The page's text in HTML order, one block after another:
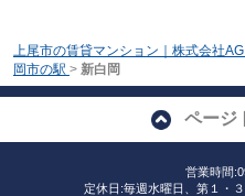
上尾市の賃貸マンション｜株式会社AG
岡市の駅 > 新白岡
ページ
営業時間
定休日:毎週水曜日、第１・